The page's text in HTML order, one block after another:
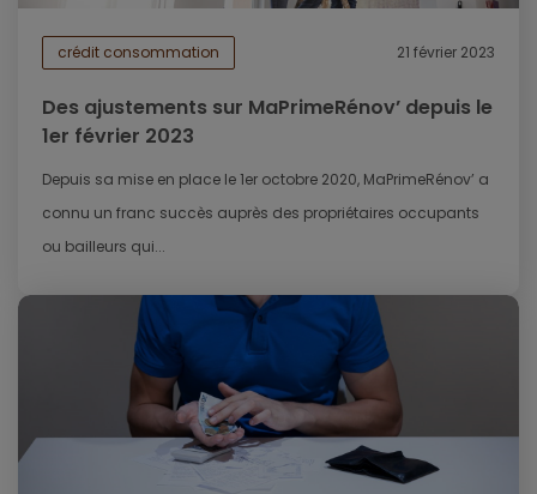
crédit consommation 21 février 2023
Des ajustements sur MaPrimeRénov’ depuis le
1er février 2023
Depuis sa mise en place le 1er octobre 2020, MaPrimeRénov’ a
connu un franc succès auprès des propriétaires occupants
ou bailleurs qui...